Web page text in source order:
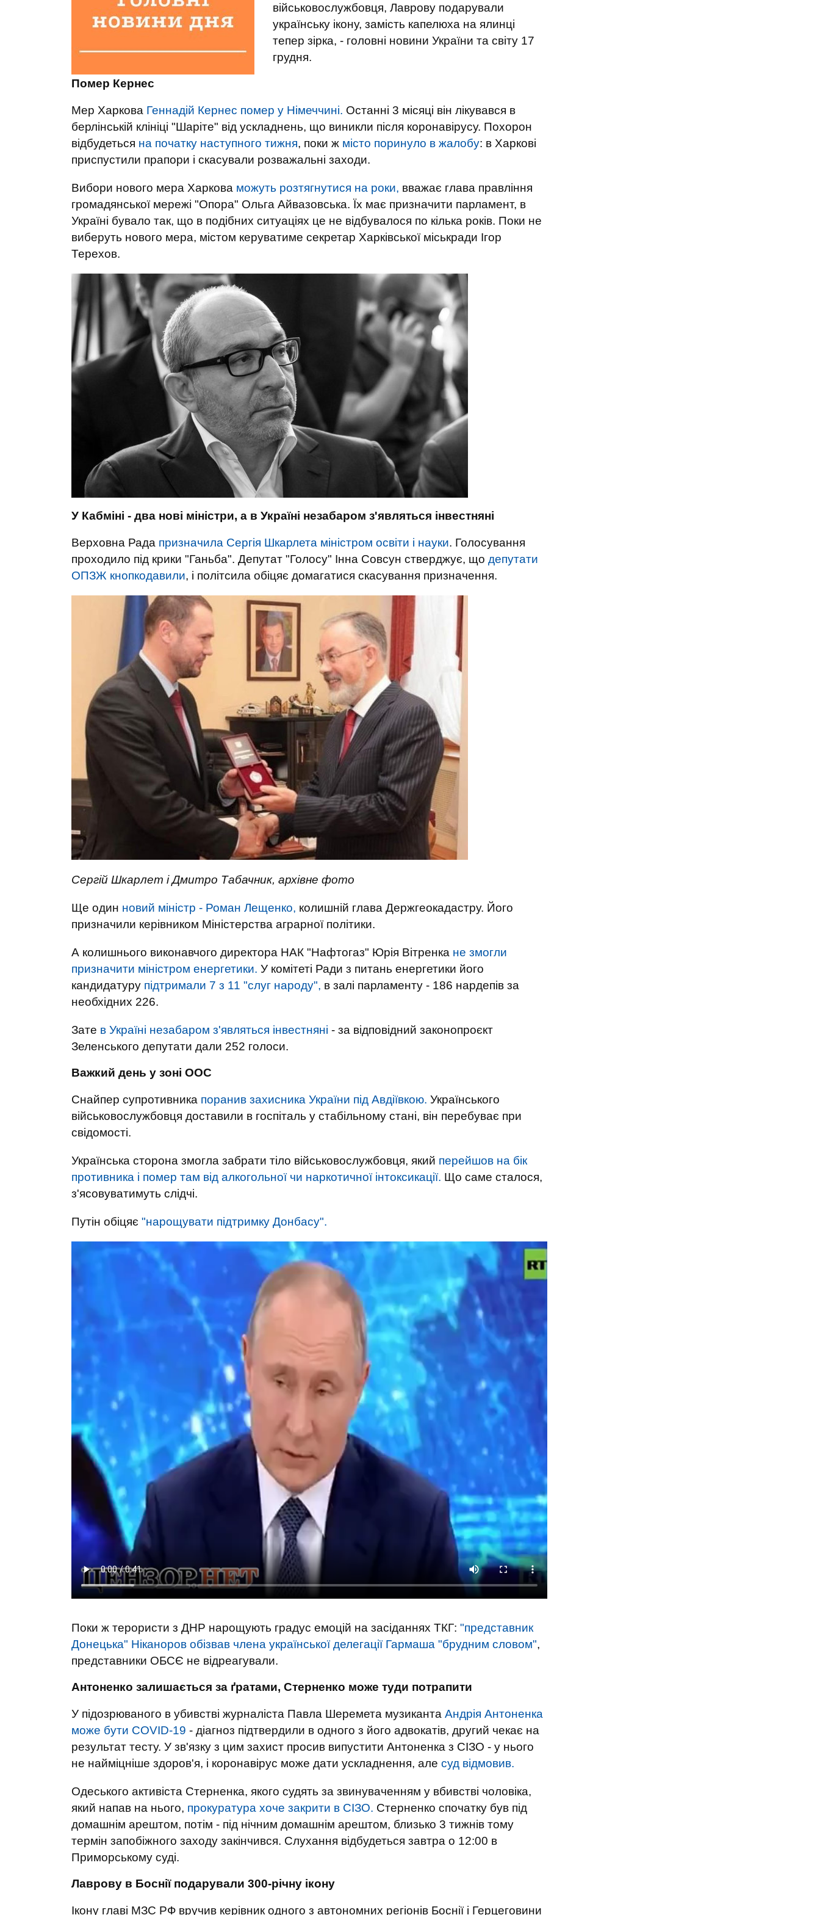
військовослужбовця, Лаврову подарували
українську ікону, замість капелюха на ялинці
тепер зірка, - головні новини України та світу 17
грудня.
Помер Кернес
Мер Харкова Геннадій Кернес помер у Німеччині. Останні 3 місяці він лікувався в
берлінській клініці "Шаріте" від ускладнень, що виникли після коронавірусу. Похорон
відбудеться на початку наступного тижня, поки ж місто поринуло в жалобу: в Харкові
приспустили прапори і скасували розважальні заходи.
Вибори нового мера Харкова можуть розтягнутися на роки, вважає глава правління
громадянської мережі "Опора" Ольга Айвазовська. Їх має призначити парламент, в
Україні бувало так, що в подібних ситуаціях це не відбувалося по кілька років. Поки не
виберуть нового мера, містом керуватиме секретар Харківської міськради Ігор
Терехов.
У Кабміні - два нові міністри, а в Україні незабаром з'являться інвестняні
Верховна Рада призначила Сергія Шкарлета міністром освіти і науки. Голосування
проходило під крики "Ганьба". Депутат "Голосу" Інна Совсун стверджує, що депутати
ОПЗЖ кнопкодавили, і політсила обіцяє домагатися скасування призначення.
Сергій Шкарлет і Дмитро Табачник, архівне фото
Ще один новий міністр - Роман Лещенко, колишній глава Держгеокадастру. Його
призначили керівником Міністерства аграрної політики.
А колишнього виконавчого директора НАК "Нафтогаз" Юрія Вітренка не змогли
призначити міністром енергетики. У комітеті Ради з питань енергетики його
кандидатуру підтримали 7 з 11 "слуг народу", в залі парламенту - 186 нардепів за
необхідних 226.
Зате в Україні незабаром з'являться інвестняні - за відповідний законопроєкт
Зеленського депутати дали 252 голоси.
Важкий день у зоні ООС
Снайпер супротивника поранив захисника України під Авдіївкою. Українського
військовослужбовця доставили в госпіталь у стабільному стані, він перебуває при
свідомості.
Українська сторона змогла забрати тіло військовослужбовця, який перейшов на бік
противника і помер там від алкогольної чи наркотичної інтоксикації. Що саме сталося,
з'ясовуватимуть слідчі.
Путін обіцяє "нарощувати підтримку Донбасу".
Поки ж терористи з ДНР нарощують градус емоцій на засіданнях ТКГ: "представник
Донецька" Ніканоров обізвав члена української делегації Гармаша "брудним словом",
представники ОБСЄ не відреагували.
Антоненко залишається за ґратами, Стерненко може туди потрапити
У підозрюваного в убивстві журналіста Павла Шеремета музиканта Андрія Антоненка
може бути COVID-19 - діагноз підтвердили в одного з його адвокатів, другий чекає на
результат тесту. У зв'язку з цим захист просив випустити Антоненка з СІЗО - у нього
не найміцніше здоров'я, і ​​коронавірус може дати ускладнення, але суд відмовив.
Одеського активіста Стерненка, якого судять за звинуваченням у вбивстві чоловіка,
який напав на нього, прокуратура хоче закрити в СІЗО. Стерненко спочатку був під
домашнім арештом, потім - під нічним домашнім арештом, близько 3 тижнів тому
термін запобіжного заходу закінчився. Слухання відбудеться завтра о 12:00 в
Приморському суді.
Лаврову в Боснії подарували 300-річну ікону
Ікону главі МЗС РФ вручив керівник одного з автономних регіонів Боснії і Герцеговини